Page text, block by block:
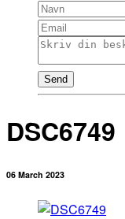
Send
DSC6749
06 March 2023